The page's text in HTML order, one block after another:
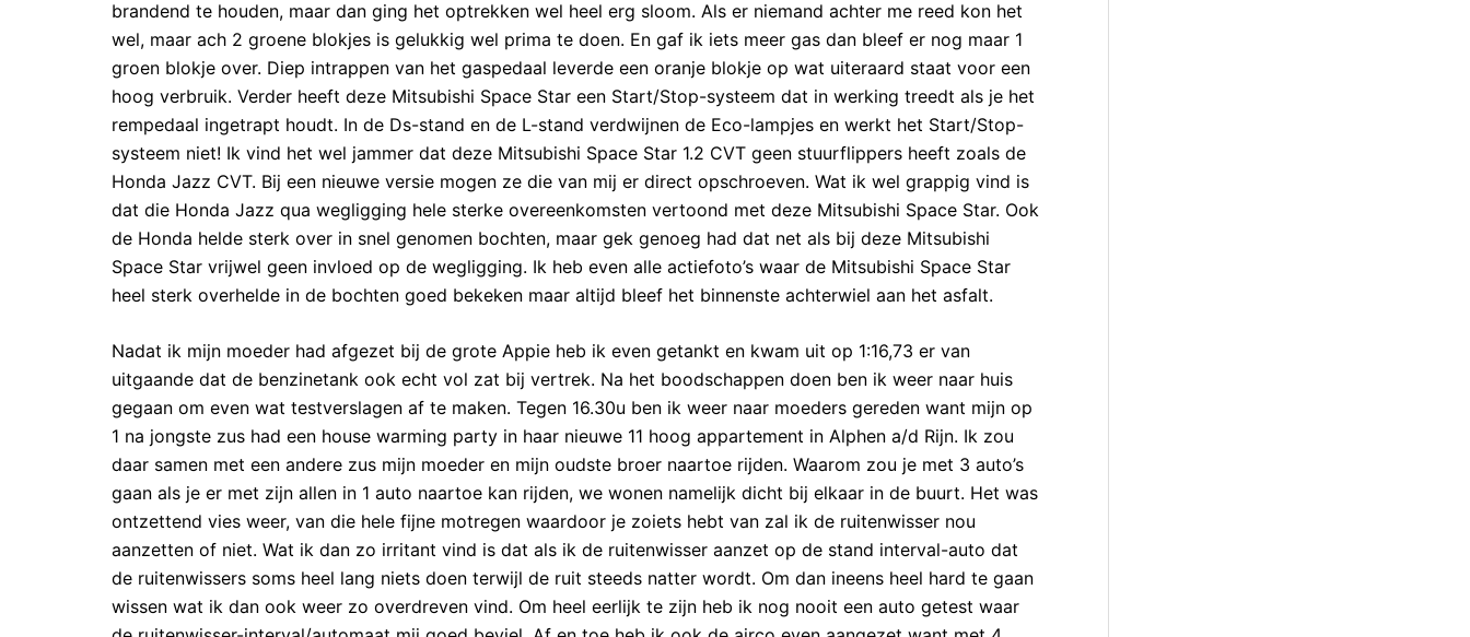
brandend te houden, maar dan ging het optrekken wel heel erg sloom. Als er niemand achter me reed kon het
wel, maar ach 2 groene blokjes is gelukkig wel prima te doen. En gaf ik iets meer gas dan bleef er nog maar 1
groen blokje over. Diep intrappen van het gaspedaal leverde een oranje blokje op wat uiteraard staat voor een
hoog verbruik. Verder heeft deze Mitsubishi Space Star een Start/Stop-systeem dat in werking treedt als je het
rempedaal ingetrapt houdt. In de Ds-stand en de L-stand verdwijnen de Eco-lampjes en werkt het Start/Stop-
systeem niet! Ik vind het wel jammer dat deze Mitsubishi Space Star 1.2 CVT geen stuurflippers heeft zoals de
Honda Jazz CVT. Bij een nieuwe versie mogen ze die van mij er direct opschroeven. Wat ik wel grappig vind is
dat die Honda Jazz qua wegligging hele sterke overeenkomsten vertoond met deze Mitsubishi Space Star. Ook
de Honda helde sterk over in snel genomen bochten, maar gek genoeg had dat net als bij deze Mitsubishi
Space Star vrijwel geen invloed op de wegligging. Ik heb even alle actiefoto’s waar de Mitsubishi Space Star
heel sterk overhelde in de bochten goed bekeken maar altijd bleef het binnenste achterwiel aan het asfalt.
Nadat ik mijn moeder had afgezet bij de grote Appie heb ik even getankt en kwam uit op 1:16,73 er van
uitgaande dat de benzinetank ook echt vol zat bij vertrek. Na het boodschappen doen ben ik weer naar huis
gegaan om even wat testverslagen af te maken. Tegen 16.30u ben ik weer naar moeders gereden want mijn op
1 na jongste zus had een house warming party in haar nieuwe 11 hoog appartement in Alphen a/d Rijn. Ik zou
daar samen met een andere zus mijn moeder en mijn oudste broer naartoe rijden. Waarom zou je met 3 auto’s
gaan als je er met zijn allen in 1 auto naartoe kan rijden, we wonen namelijk dicht bij elkaar in de buurt. Het was
ontzettend vies weer, van die hele fijne motregen waardoor je zoiets hebt van zal ik de ruitenwisser nou
aanzetten of niet. Wat ik dan zo irritant vind is dat als ik de ruitenwisser aanzet op de stand interval-auto dat
de ruitenwissers soms heel lang niets doen terwijl de ruit steeds natter wordt. Om dan ineens heel hard te gaan
wissen wat ik dan ook weer zo overdreven vind. Om heel eerlijk te zijn heb ik nog nooit een auto getest waar